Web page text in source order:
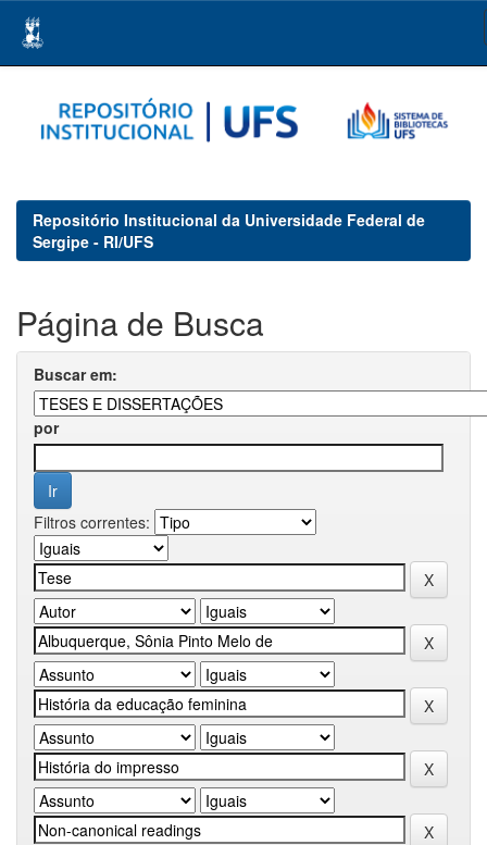
navigation
Repositório Institucional da Universidade Federal de
Sergipe - RI/UFS
Página de Busca
Buscar em:
por
Filtros correntes: